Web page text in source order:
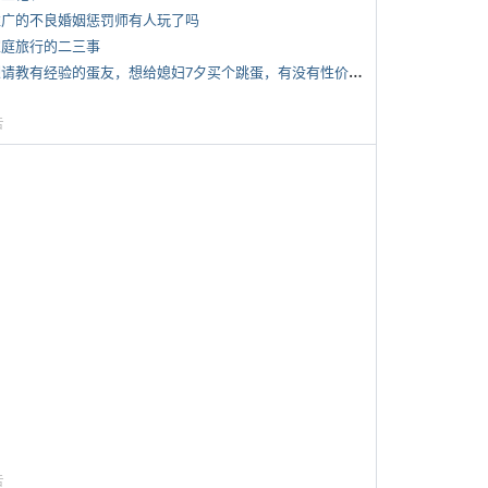
的不良婚姻惩罚师有人玩了吗
旅行的二三事
*
想请教有经验的蛋友，想给媳妇7夕买个跳蛋，有没有性价比高的推荐